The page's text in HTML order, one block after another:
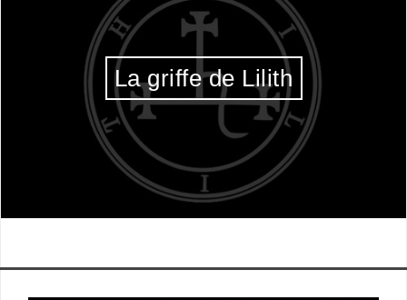
La griffe de Lilith